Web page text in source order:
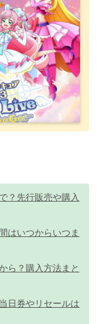
？先行販売や購入
はいつからいつま
ら？購入方法まと
日券やリセールは